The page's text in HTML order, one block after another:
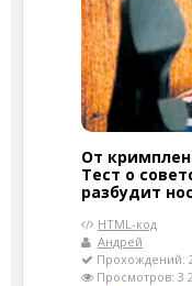
От
Тест о
разбудит
HTML-код
Андрей
Прохождений:
Просмотров: 3